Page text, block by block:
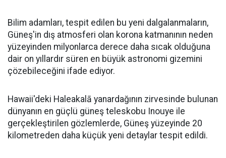
Bilim adamları, tespit edilen bu yeni dalgalanmaların,
Güneş'in dış atmosferi olan korona katmanının neden
yüzeyinden milyonlarca derece daha sıcak olduğuna
dair on yıllardır süren en büyük astronomi gizemini
çözebileceğini ifade ediyor.
Hawaii'deki Haleakalā yanardağının zirvesinde bulunan
dünyanın en güçlü güneş teleskobu Inouye ile
gerçekleştirilen gözlemlerde, Güneş yüzeyinde 20
kilometreden daha küçük yeni detaylar tespit edildi.